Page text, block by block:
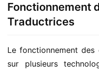
Fonctionnement
Traductrices
Le fonctionnement
sur plusieurs